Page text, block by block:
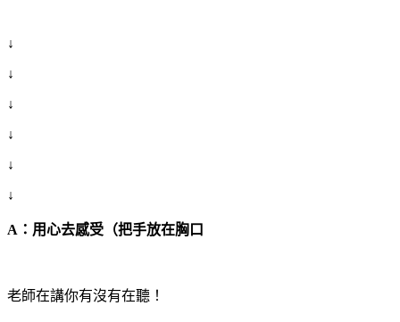
↓
↓
↓
↓
↓
↓
A：用心去感受（把手放在胸口
老師在講你有沒有在聽！